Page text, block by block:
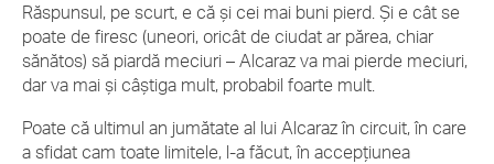
Răspunsul, pe scurt, e că și cei mai buni pierd. Și e cât se
poate de firesc (uneori, oricât de ciudat ar părea, chiar
sănătos) să piardă meciuri – Alcaraz va mai pierde meciuri,
dar va mai și câștiga mult, probabil foarte mult.
Poate că ultimul an jumătate al lui Alcaraz în circuit, în care
a sfidat cam toate limitele, l-a făcut, în accepțiunea